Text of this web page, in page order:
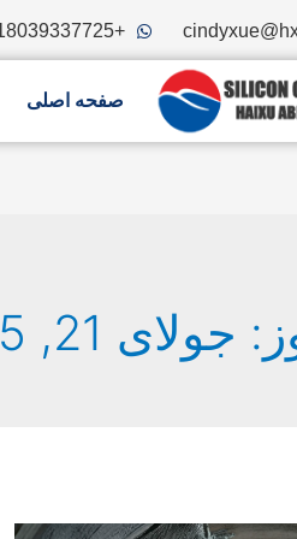
+8618039337725
صفحه اصلی
جولای 21, 2025